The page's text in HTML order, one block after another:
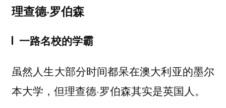
理查德·罗伯森
一路名校的学霸
虽然人生大部分时间都呆在澳大利亚的墨尔
本大学，但理查德·罗伯森其实是英国人。